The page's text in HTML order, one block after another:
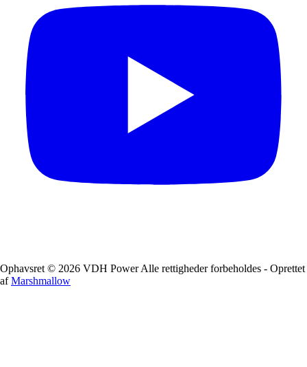
Ophavsret © 2026 VDH Power Alle rettigheder forbeholdes - Oprettet
afMarshmallow